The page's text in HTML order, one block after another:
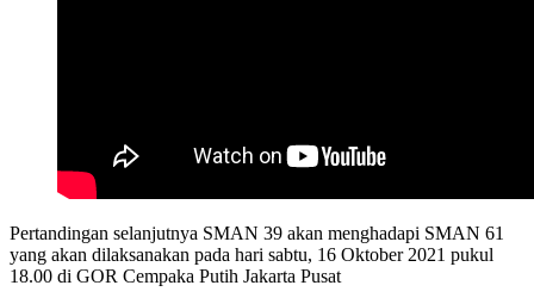
Pertandingan selanjutnya SMAN 39 akan menghadapi SMAN 61
yang akan dilaksanakan pada hari sabtu, 16 Oktober 2021 pukul
18.00 di GOR Cempaka Putih Jakarta Pusat